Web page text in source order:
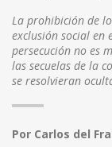
La prohibición de
exclusión social en
persecución no es
las secuelas de la
se resolvieran
Por Carlos del